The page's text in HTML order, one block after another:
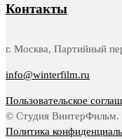
Контакты
г. Москва, Партийный
info@winterfilm.ru
Пользовательское
© Студия ВинтерФильм.
Политика